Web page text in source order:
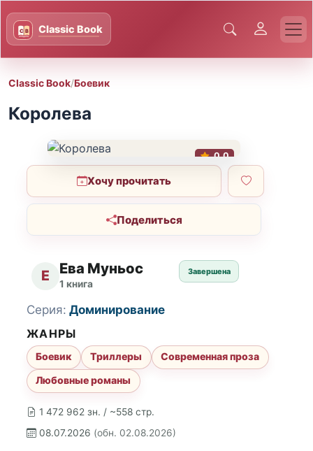
Classic Book/Боевик
Королева
0.0
Хочу прочитать
Поделиться
Е Ева Муньос
1 книга
Завершена
1 472 962 зн. / ~558 стр.
08.07.2026 (обн. 02.08.2026)
Серия: Доминирование
ЖАНРЫ
Боевик Триллеры
Современная проза
Любовные романы